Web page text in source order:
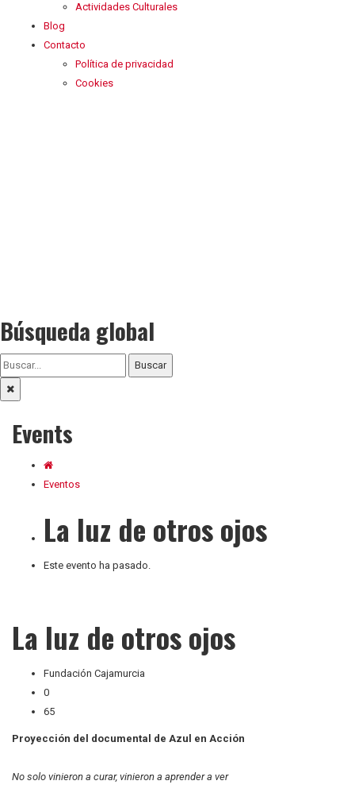
Actividades Culturales
Blog
Contacto
Política de privacidad
Cookies
Búsqueda global
Buscar
Events
Eventos
La luz de otros ojos
Este evento ha pasado.
La luz de otros ojos
Fundación Cajamurcia
0
65
Proyección del documental de Azul en Acción
No solo vinieron a curar, vinieron a aprender a ver